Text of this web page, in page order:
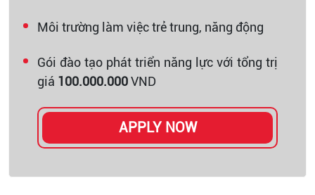
Môi trường làm việc trẻ trung, năng động
Gói đào tạo phát triển năng lực với tổng trị
giá 100.000.000VND
APPLY NOW